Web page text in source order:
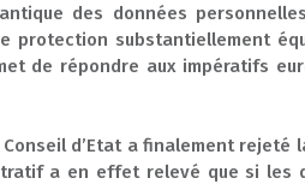
des données
substantiellement
de répondre aux impératifs
d’Etat a finalement
a en effet relevé que si les